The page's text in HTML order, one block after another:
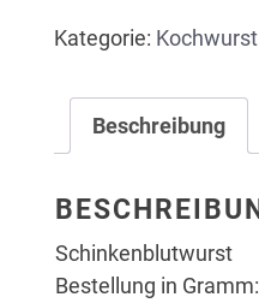
Menge
Kategorie: Kochwurst
Beschreibung
Schinkenblutwurst
Bestellung in